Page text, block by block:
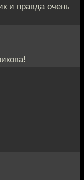
и правда очень